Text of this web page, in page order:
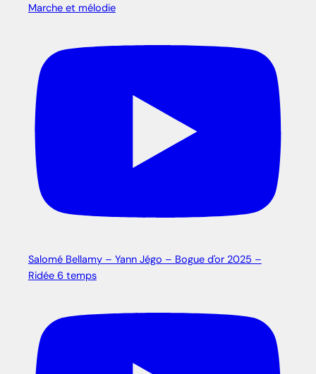
Marche et mélodie
Salomé Bellamy – Yann Jégo – Bogue d'or 2025 –
Ridée 6 temps